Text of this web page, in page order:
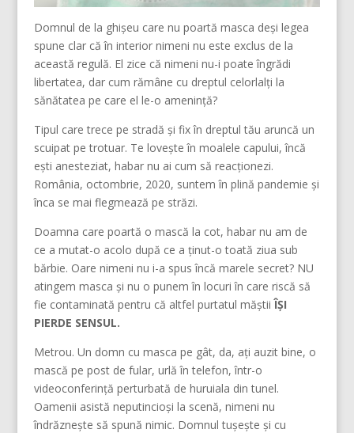
Domnul de la ghișeu care nu poartă masca deși legea
spune clar că în interior nimeni nu este exclus de la
această regulă. El zice că nimeni nu-i poate îngrădi
libertatea, dar cum rămâne cu dreptul celorlalți la
sănătatea pe care el le-o amenință?
Tipul care trece pe stradă și fix în dreptul tău aruncă un
scuipat pe trotuar. Te lovește în moalele capului, încă
ești anesteziat, habar nu ai cum să reacționezi.
România, octombrie, 2020, suntem în plină pandemie și
înca se mai flegmează pe străzi.
Doamna care poartă o mască la cot, habar nu am de
ce a mutat-o acolo după ce a ținut-o toată ziua sub
bărbie. Oare nimeni nu i-a spus încă marele secret? NU
atingem masca și nu o punem în locuri în care riscă să
fie contaminată pentru că altfel purtatul măștii ÎȘI
PIERDE SENSUL.
Metrou. Un domn cu masca pe gât, da, ați auzit bine, o
mască pe post de fular, urlă în telefon, într-o
videoconferință perturbată de huruiala din tunel.
Oamenii asistă neputincioși la scenă, nimeni nu
îndrăznește să spună nimic. Domnul tușește și cu